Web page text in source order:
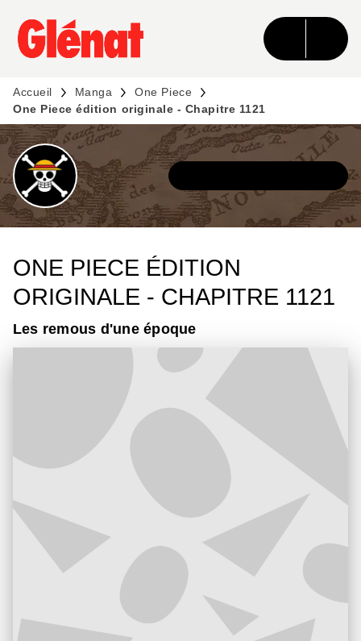
MENU RECHERCHE CONTENU
PIED DE PAGE
Accueil Manga
One Piece
One Piece édition originale - Chapitre 1121
ONE PIECE ÉDITION
ORIGINALE - CHAPITRE 1121
Les remous d'une époque